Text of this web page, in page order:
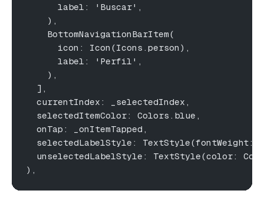
      label: 'Buscar',
    ),
    BottomNavigationBarItem(
      icon: Icon(Icons.person),
      label: 'Perfil',
    ),
  ],
  currentIndex: _selectedIndex,
  selectedItemColor: Colors.blue,
  onTap: _onItemTapped,
selectedLabelStyle: TextStyle(fontWeight:
unselectedLabelStyle: TextStyle(color:
),